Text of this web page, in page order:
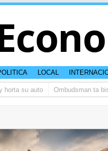
LOCAL
su auto Ombudsman ta